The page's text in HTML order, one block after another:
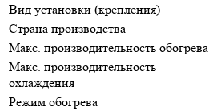
Вид установки (крепления)
Страна производства
Макс. производительность обогрева
Макс. производительность
охлаждения
Режим обогрева